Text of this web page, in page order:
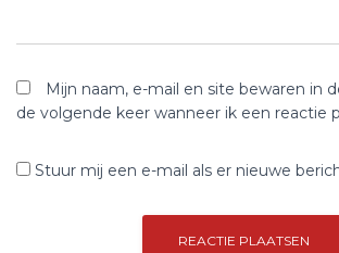
Mijn naam, e-mail en site bewaren in
de volgende keer wanneer ik een reactie
Stuur mij een e-mail als er nieuwe